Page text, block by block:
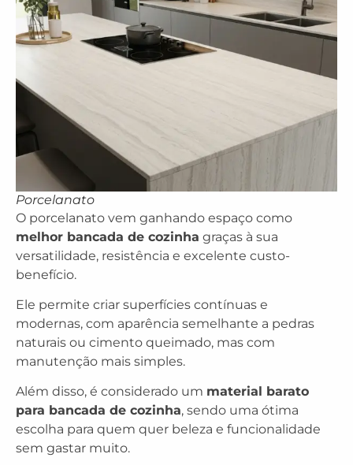
Porcelanato
O porcelanato vem ganhando espaço como
melhor bancada de cozinha graças à sua
versatilidade, resistência e excelente custo-
benefício.
Ele permite criar superfícies contínuas e
modernas, com aparência semelhante a pedras
naturais ou cimento queimado, mas com
manutenção mais simples.
Além disso, é considerado um material barato
para bancada de cozinha, sendo uma ótima
escolha para quem quer beleza e funcionalidade
sem gastar muito.